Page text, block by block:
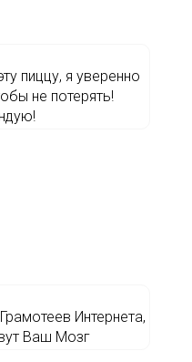
пиццу, я уверенно
не потерять!
Интернета,
Ваш Мозг